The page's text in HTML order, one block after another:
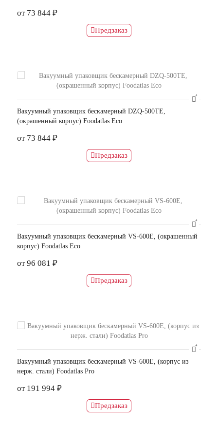
от 73 844 ₽
Предзаказ
Вакуумный упаковщик бескамерный DZQ-500TE,
(окрашенный корпус) Foodatlas Eco
от 73 844 ₽
Предзаказ
Вакуумный упаковщик бескамерный VS-600E, (окрашенный
корпус) Foodatlas Eco
от 96 081 ₽
Предзаказ
Вакуумный упаковщик бескамерный VS-600E, (корпус из
нерж. стали) Foodatlas Pro
от 191 994 ₽
Предзаказ